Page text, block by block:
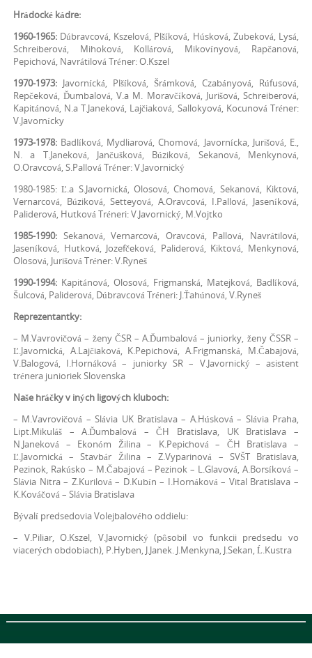
Hrádocké kádre:
1960-1965:Dúbravcová, Kszelová, Plšíková, Húsková, Zubeková, Lysá,
Schreiberová, Mihoková, Kollárová, Mikovínyová, Rapčanová,
Pepichová, Navrátilová Tréner: O.Kszel
1970-1973:Javornícká, Plšíková, Šrámková, Czabányová, Rúfusová,
Repčeková, Ďumbalová, V.a M. Moravčíková, Jurišová, Schreiberová,
Kapitánová, N.a T.Janeková, Lajčiaková, Sallokyová, Kocunová Tréner:
V.Javornícky
1973-1978:Badlíková, Mydliarová, Chomová, Javornícka, Jurišová, E.,
N. a T.Janeková, Jančušková, Búziková, Sekanová, Menkynová,
O.Oravcová, S.Pallová Tréner: V.Javornický
1980-1985: Ľ.a S.Javornická, Olosová, Chomová, Sekanová, Kiktová,
Vernarcová, Búziková, Setteyová, A.Oravcová, I.Pallová, Jaseníková,
Paliderová, Hutková Tréneri: V.Javornický, M.Vojtko
1985-1990:Sekanová, Vernarcová, Oravcová, Pallová, Navrátilová,
Jaseníková, Hutková, Jozefčeková, Paliderová, Kiktová, Menkynová,
Olosová, Jurišová Tréner: V.Ryneš
1990-1994:Kapitánová, Olosová, Frigmanská, Matejková, Badlíková,
Šulcová, Paliderová, Dúbravcová Tréneri: J.Ťahúnová, V.Ryneš
Reprezentantky:
– M.Vavrovičová – ženy ČSR – A.Ďumbalová – juniorky, ženy ČSSR –
Ľ.Javornická, A.Lajčiaková, K.Pepichová, A.Frigmanská, M.Čabajová,
V.Balogová, I.Hornáková – juniorky SR – V.Javornický – asistent
trénera junioriek Slovenska
Naše hráčky v iných ligových kluboch:
– M.Vavrovičová – Slávia UK Bratislava – A.Húsková – Slávia Praha,
Lipt.Mikuláš – A.Ďumbalová – ČH Bratislava, UK Bratislava –
N.Janeková – Ekonóm Žilina – K.Pepichová – ČH Bratislava –
Ľ.Javornická – Stavbár Žilina – Z.Vyparinová – SVŠT Bratislava,
Pezinok, Rakúsko – M.Čabajová – Pezinok – L.Glavová, A.Borsíková –
Slávia Nitra – Z.Kurilová – D.Kubín – I.Hornáková – Vital Bratislava –
K.Kováčová – Slávia Bratislava
Bývalí predsedovia Volejbalového oddielu:
– V.Piliar, O.Kszel, V.Javornický (pôsobil vo funkcii predsedu vo
viacerých obdobiach), P.Hyben, J.Janek. J.Menkyna, J.Sekan, Ĺ.Kustra